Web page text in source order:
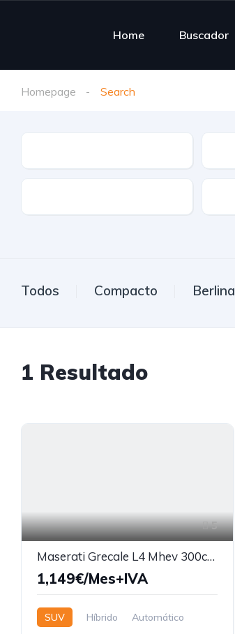
Home Buscador
Homepage Search
Todos Compacto Berlina
1 Resultado
5
Maserati Grecale L4 Mhev 300cv AWD
1,149€/Mes+IVA
SUV Híbrido Automático